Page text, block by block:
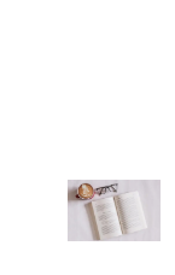
ADD TO
BASKET
/